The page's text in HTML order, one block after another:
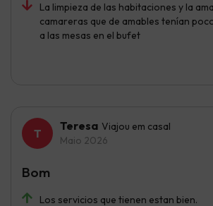
La limpieza de las habitaciones y la
camareras que de amables tenían
a las mesas en el bufet
Teresa Viajou em casal
Maio 2026
Los servicios que tienen estan bien.
Bom